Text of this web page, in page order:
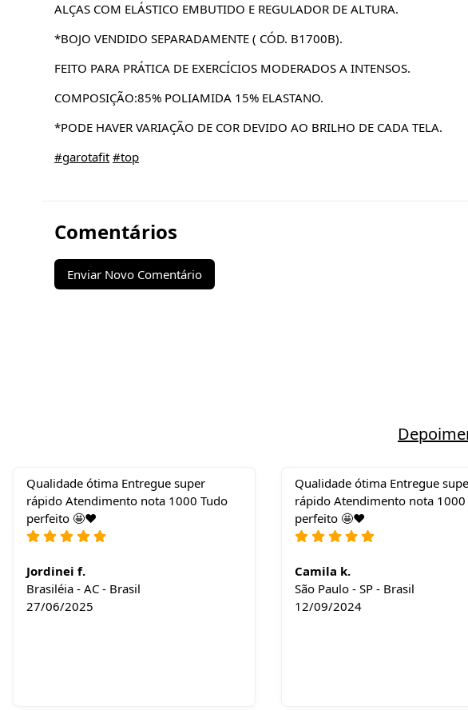
ALÇAS COM ELÁSTICO EMBUTIDO E REGULADOR DE ALTURA.
*BOJO VENDIDO SEPARADAMENTE ( CÓD. B1700B).
FEITO PARA PRÁTICA DE EXERCÍCIOS MODERADOS A INTENSOS.
COMPOSIÇÃO:85% POLIAMIDA 15% ELASTANO.
*PODE HAVER VARIAÇÃO DE COR DEVIDO AO BRILHO DE CADA TELA.
#garotafit #top
Comentários
Enviar Novo Comentário
Qualidade ótima Entregue super
rápido Atendimento nota 1000 Tudo
perfeito 🤩❤️
Jordinei f.
Brasiléia - AC - Brasil
27/06/2025
Qualidade ótima Entregue
rápido Atendimento nota 1000
perfeito 🤩❤️
Camila k.
São Paulo - SP - Brasil
12/09/2024